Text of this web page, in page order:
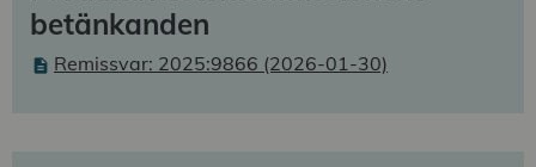
betänkanden
Remissvar: 2025:9866 (2026-01-30)